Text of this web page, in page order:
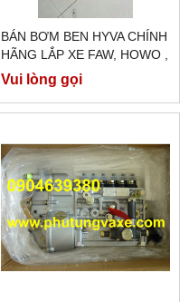
BÁN BƠM BEN HYVA CHÍNH
HÃNG LẮP XE FAW, HOWO ,
ĐẦU KÉO MÓC BEN
Vui lòng gọi